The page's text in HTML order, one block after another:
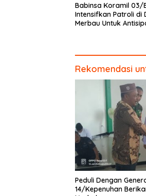
Babinsa Koramil 03/
Intensifkan Patroli di
Merbau Untuk
Rekomendasi
Peduli Dengan
14/Kepenuhan